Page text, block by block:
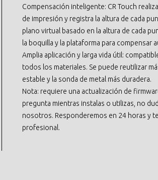
Compensación inteligente: CR Touch
de impresión y registra la altura de cada
plano virtual basado en la altura de cada
la boquilla y la plataforma para
Amplia aplicación y larga vida útil:
todos los materiales. Se puede reutilizar
estable y la sonda de metal más duradera.
Nota: requiere una actualización de
pregunta mientras instalas o utilizas, no
nosotros. Responderemos en 24 horas y
profesional.